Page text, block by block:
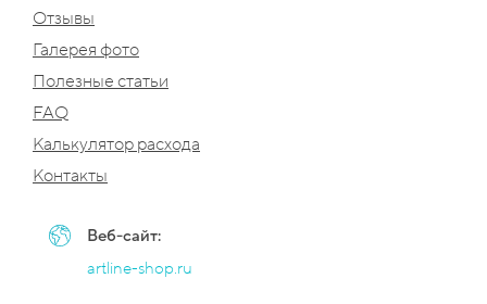
Отзывы
Галерея фото
Полезные статьи
FAQ
Калькулятор расхода
Контакты
Веб-сайт:
artline-shop.ru